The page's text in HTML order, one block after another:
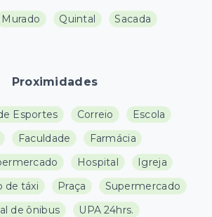
Murado Quintal
Sacada
Proximidades
Esportes Correio
Escola
Faculdade
Farmácia
Hospital
Igreja
de táxi Praça
Supermercado
de ônibus UPA 24hrs.